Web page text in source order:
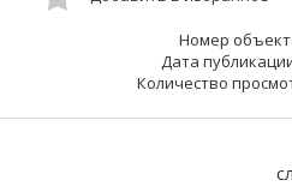
Номер
Дата
Количество